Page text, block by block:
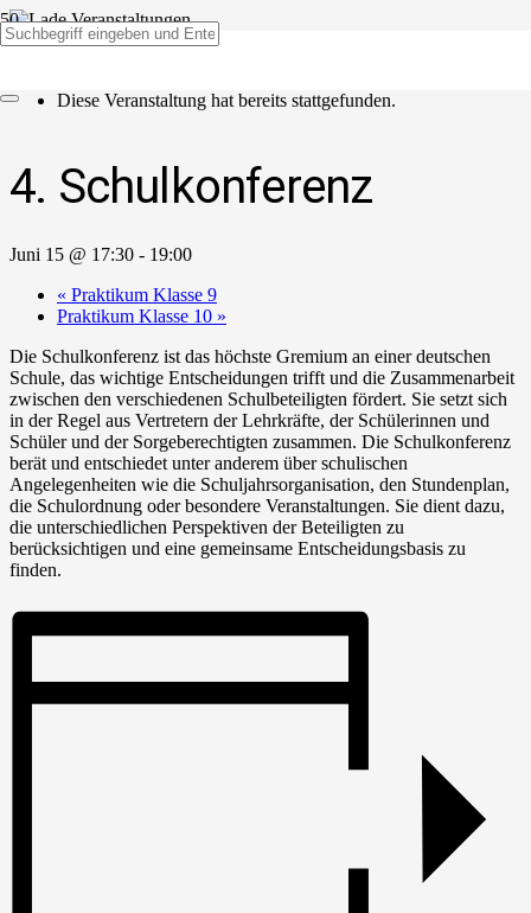
Diese Veranstaltung hat bereits stattgefunden.
4. Schulkonferenz
Juni 15 @ 17:30 - 19:00
« Praktikum Klasse 9
Praktikum Klasse 10 »
Die Schulkonferenz ist das höchste Gremium an einer deutschen
Schule, das wichtige Entscheidungen trifft und die Zusammenarbeit
zwischen den verschiedenen Schulbeteiligten fördert. Sie setzt sich
in der Regel aus Vertretern der Lehrkräfte, der Schülerinnen und
Schüler und der Sorgeberechtigten zusammen. Die Schulkonferenz
berät und entschiedet unter anderem über schulischen
Angelegenheiten wie die Schuljahrsorganisation, den Stundenplan,
die Schulordnung oder besondere Veranstaltungen. Sie dient dazu,
die unterschiedlichen Perspektiven der Beteiligten zu
berücksichtigen und eine gemeinsame Entscheidungsbasis zu
finden.